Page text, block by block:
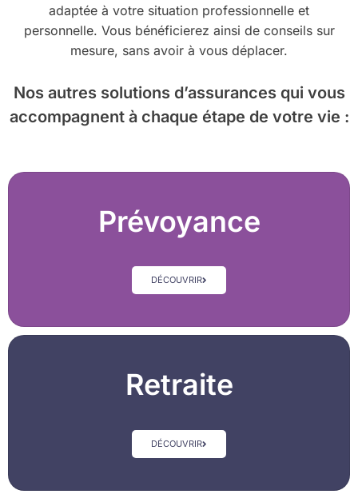
adaptée à votre situation professionnelle et
personnelle. Vous bénéficierez ainsi de conseils sur
mesure, sans avoir à vous déplacer.
Nos autres solutions d’assurances qui vous
accompagnent à chaque étape de votre vie :
Prévoyance
DÉCOUVRIR
Retraite
DÉCOUVRIR